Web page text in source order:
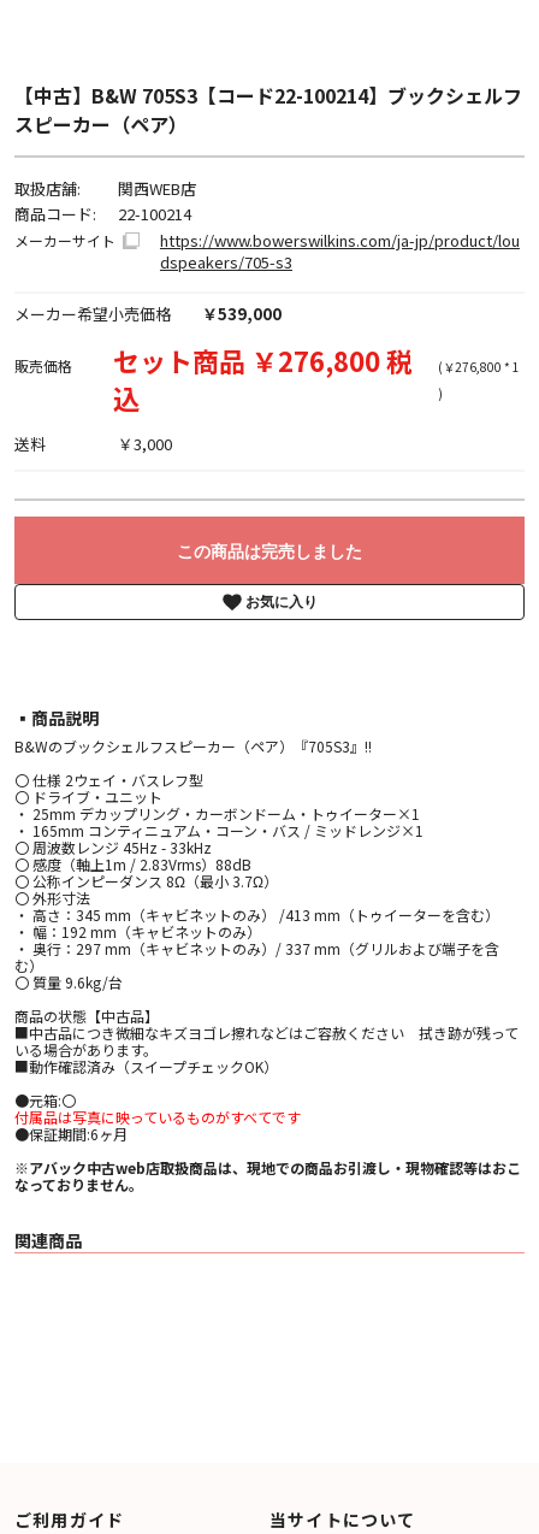
【中古】B&W 705S3【コード22-100214】ブックシェルフ
スピーカー（ペア）
取扱店舗:
関西WEB店
商品コード:
22-100214
メーカーサイト
https://www.bowerswilkins.com/ja-jp/product/lou
dspeakers/705-s3
メーカー希望小売価格 ￥539,000
販売価格
セット商品 ￥276,800 税
込
(￥276,800 * 1
)
送料 ￥3,000
この商品は完売しました
お気に入り
▪︎商品説明
B&Wのブックシェルフスピーカー（ペア）『705S3』!!
〇 仕様 2ウェイ・バスレフ型
〇 ドライブ・ユニット
・ 25mm デカップリング・カーボンドーム・トゥイーター×1
・ 165mm コンティニュアム・コーン・バス / ミッドレンジ×1
〇 周波数レンジ 45Hz - 33kHz
〇 感度（軸上1m / 2.83Vrms）88dB
〇 公称インピーダンス 8Ω（最小 3.7Ω）
〇 外形寸法
・ 高さ：345 mm（キャビネットのみ） /413 mm（トゥイーターを含む）
・ 幅：192 mm（キャビネットのみ）
・ 奥行：297 mm（キャビネットのみ）/ 337 mm（グリルおよび端子を含
む）
〇 質量 9.6kg/台
商品の状態【中古品】
■中古品につき微細なキズヨゴレ擦れなどはご容赦ください 拭き跡が残って
いる場合があります。
■動作確認済み（スイープチェックOK）
●元箱:〇
付属品は写真に映っているものがすべてです
●保証期間:6ヶ月
※アバック中古web店取扱商品は、現地での商品お引渡し・現物確認等はおこ
なっておりません。
関連商品
ご利用ガイド 当サイトについて